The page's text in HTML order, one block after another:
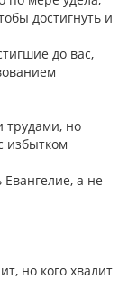
достигнуть и
до вас,
трудами, но
избытком
а не
но кого хвалит